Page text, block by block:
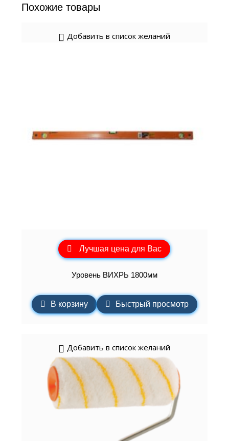
Похожие товары
Добавить в список желаний
Лучшая цена для Вас
Уровень ВИХРЬ 1800мм
В корзину Быстрый просмотр
Добавить в список желаний